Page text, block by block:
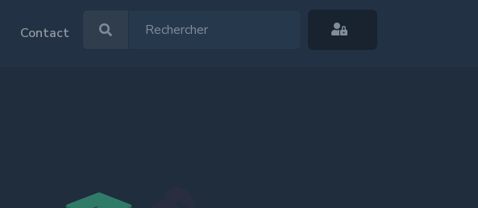
Contact